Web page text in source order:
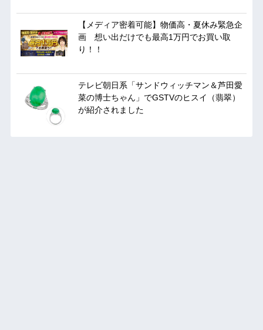
【メディア密着可能】物価高・夏休み緊急企
画 想い出だけでも最高1万円でお買い取
り！！
テレビ朝日系「サンドウィッチマン＆芦田愛
菜の博士ちゃん」でGSTVのヒスイ（翡翠）
が紹介されました